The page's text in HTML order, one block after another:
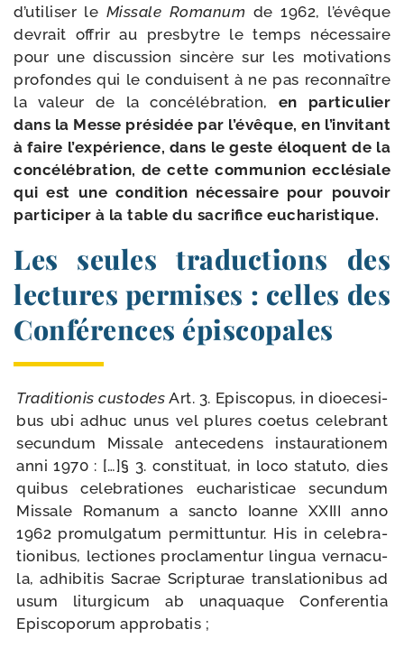
d’utiliser le Missale Romanum de 1962, l’évêque
devrait offrir au pres­bytre le temps néces­saire
pour une dis­cus­sion sin­cère sur les moti­va­tions
pro­fondes qui le conduisent à ne pas recon­naître
la valeur de la concé­lé­bra­tion, en par­ti­cu­lier
dans la Messe pré­si­dée par l’évêque, en l’invitant
à faire l’expérience, dans le geste élo­quent de la
concé­lé­bra­tion, de cette com­mu­nion ecclé­siale
qui est une condi­tion néces­saire pour pou­voir
par­ti­ci­per à la table du sacri­fice eucharistique.
Les seules traductions des
lectures permises : celles des
Conférences épiscopales
Traditionis cus­todes Art. 3. Episcopus, in dioe­ce­si­
bus ubi adhuc unus vel plures coe­tus cele­brant
secun­dum Missale ante­ce­dens ins­tau­ra­tio­nem
anni 1970 : […]§ 3. consti­tuat, in loco sta­tu­to, dies
qui­bus cele­bra­tiones eucha­ris­ti­cae secun­dum
Missale Romanum a sanc­to Ioanne XXIII anno
1962 pro­mul­ga­tum per­mit­tun­tur. His in cele­bra­
tio­ni­bus, lec­tiones pro­cla­men­tur lin­gua ver­na­cu­
la, adhi­bi­tis Sacrae Scripturae trans­la­tio­ni­bus ad
usum litur­gi­cum ab una­quaque Conferentia
Episcoporum approbatis ;